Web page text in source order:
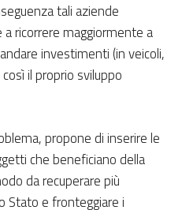
tali aziende
ricorrere maggiormente a
investimenti (in veicoli,
il proprio sviluppo
propone di inserire le
che beneficiano della
da recuperare più
Stato e fronteggiare i